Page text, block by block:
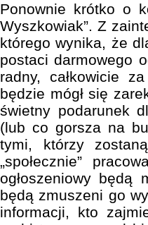
Ponownie krótko o
Wyszkowiak”. Z
którego wynika, że
postaci darmowego
radny, całkowicie
będzie mógł się
świetny podarunek
(lub co gorsza na
tymi, którzy
„społecznie”
ogłoszeniowy
będą zmuszeni go
informacji, kto